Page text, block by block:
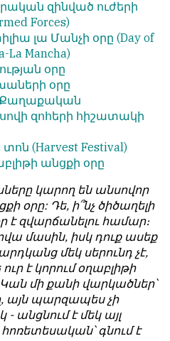
զինված ուժերի
Forces)
լա Մանչի օրը (Day of
La Mancha)
օրը
օրը
զոհերի հիշատակի
տոն (Harvest Festival)
անցքի օրը
կարող են անսովոր
օրը: Դե, ի՞նչ ծիծաղելի
է զվարճանելու համար։
մասին, իսկ դուք ասեք
մեկ սերունդ չէ,
է կորում օղաբլիթի
մի քանի վարկածներ՝
այն պարզապես չի
անցնում է մեկ այլ
գնում է